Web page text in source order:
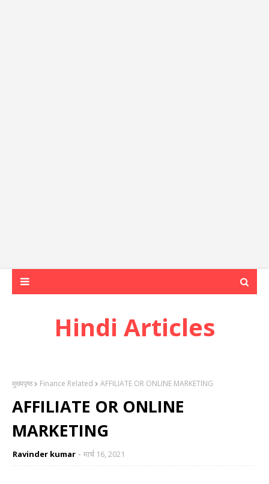
Hindi Articles
मुख्यपृष्ठ Finance Related AFFILIATE OR ONLINE MARKETING
AFFILIATE OR ONLINE
MARKETING
Ravinder kumar मार्च 16, 2021